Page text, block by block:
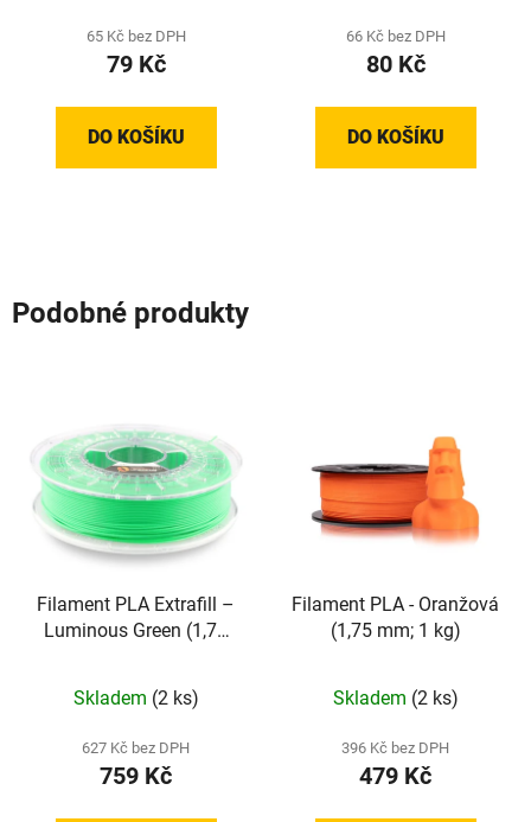
65 Kč bez DPH
79 Kč
DO KOŠÍKU
66 Kč bez DPH
80 Kč
DO KOŠÍKU
Podobné produkty
Filament PLA Extrafill –
Luminous Green (1,75
Skladem (2 ks)
627 Kč bez DPH
759 Kč
Filament PLA - Oranžová
(1,75 mm; 1 kg)
Skladem (2 ks)
396 Kč bez DPH
479 Kč